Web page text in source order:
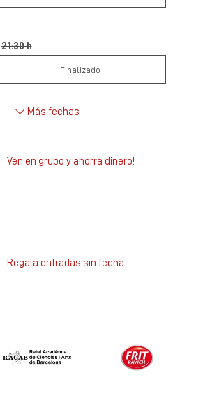
21:30 h
Finalizado
Más fechas
Ven en grupo y ahorra dinero!
Regala entradas sin fecha